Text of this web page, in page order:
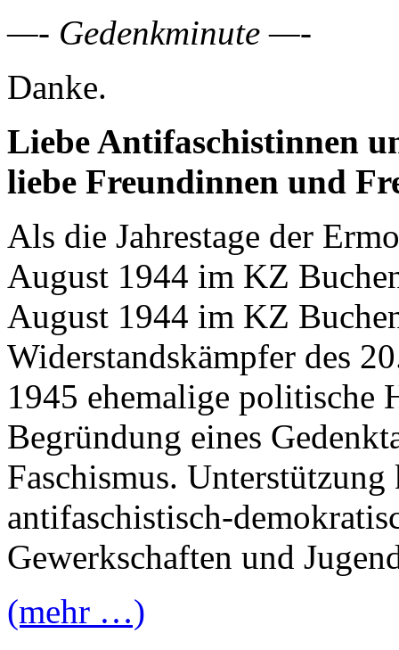
—- Gedenkminute —-
Danke.
Liebe Antifaschistinnen
liebe Freundinnen und
Als die Jahrestage der
August 1944 im KZ
August 1944 im KZ
Widerstandskämpfer des
1945 ehemalige
Begründung eines
Faschismus. Unterstützung
antifaschistisch-
Gewerkschaften und
(mehr …)